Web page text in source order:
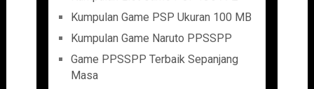
Kumpulan Game PSP Ukuran 100 MB
Kumpulan Game Naruto PPSSPP
Game PPSSPP Terbaik Sepanjang
Masa